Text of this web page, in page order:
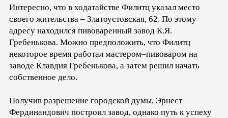
Интересно, что в ходатайстве Филитц указал место
своего жительства – Златоустовская, 62. По этому
адресу находился пивоваренный завод К.Я.
Гребенькова. Можно предположить, что Филитц
некоторое время работал мастером–пивоваром на
заводе Клавдия Гребенькова, а затем решил начать
собственное дело.
Получив разрешение городской думы, Эрнест
Фердинандович построил завод, однако путь к успеху